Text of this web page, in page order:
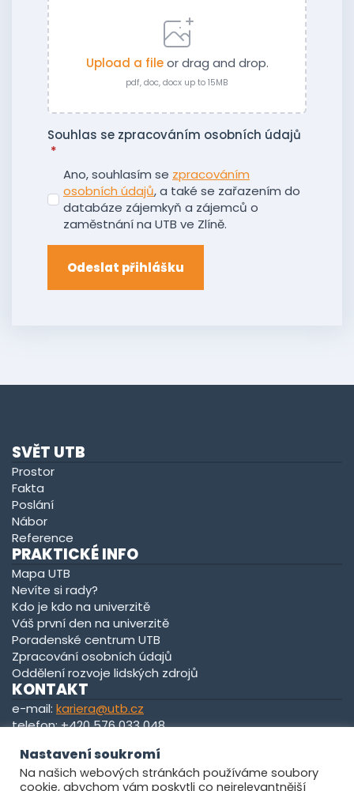
Upload a fileor drag and drop.
pdf, doc, docx up to 15MB
Souhlas se zpracováním osobních údajů
*
Ano, souhlasím se zpracováním
osobních údajů, a také se zařazením do
databáze zájemkyň a zájemců o
zaměstnání na UTB ve Zlíně.
Odeslat přihlášku
SVĚT UTB
Prostor
Fakta
Poslání
Nábor
Reference
PRAKTICKÉ INFO
Mapa UTB
Nevíte si rady?
Kdo je kdo na univerzitě
Váš první den na univerzitě
Poradenské centrum UTB
Zpracování osobních údajů
Oddělení rozvoje lidských zdrojů
KONTAKT
e-mail: kariera@utb.cz
telefon: +420 576 033 048
Zobrazit na mapě
Nastavení soukromí
Na našich webových stránkách používáme soubory
cookie, abychom vám poskytli co nejrelevantnější